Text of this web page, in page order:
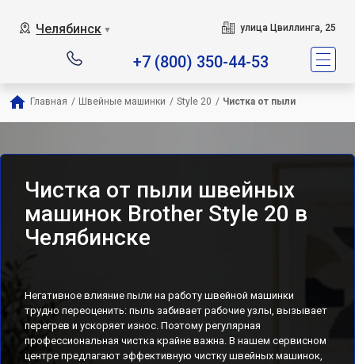
Челябинск ▼ улица Цвиллинга, 25
+7 (800) 350-44-53
Главная / Швейные машинки / Style 20 / Чистка от пыли
Чистка от пыли швейных
машинок Brother Style 20 в
Челябинске
Негативное влияние пыли на работу швейной машинки
трудно переоценить: пыль забивает рабочие узлы, вызывает
перегрев и ускоряет износ. Поэтому регулярная
профессиональная чистка крайне важна. В нашем сервисном
центре предлагают эффективную чистку швейных машинок,